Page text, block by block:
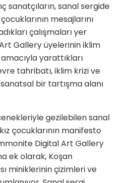
sanatçıların, sanal sergide
mesajlarını
çalışmaları yer
Gallery üyelerinin iklim
yarattıkları
tahribatı, iklim krizi ve
bir tartışma alanı
gezilebilen sanal
çocuklarının manifesto
Digital Art Gallery
ek olarak, Koşan
miniklerinin çizimleri ve